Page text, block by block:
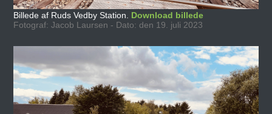
Billede af Ruds Vedby Station. Download billede
Fotograf: Jacob Laursen - Dato: den 19. juli 2023